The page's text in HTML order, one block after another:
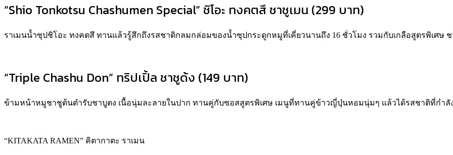
“Shio Tonkotsu Chashumen Special” ชิโอะ ทงคตสึ ชาชูเมน (299 บาท)
ราเมนน้ำซุปชิโอะ ทงคตสึ ทานแล้วรู้สึกถึงรสชาติกลมกล่อมของน้ำซุปกระดูกหมูที่เคี่ยวนานถึง 16 ชั่วโมง รวมกับเกลือสูตรพิเศ
“Triple Chashu Don” ทริปเปิ้ล ชาชูด้ง (149 บาท)
ข้ามหน้าหมูชาชูต้นตำรับชาบูตง เนื้อนุ่มละลายในปาก ทานคู่กับซอสสูตรพิเศษ เมนูที่ทานคู่ข้าวญี่ปุ่นหอมนุ่มๆ แล้วได้รสชาติที่กำลั
“KITAKATA RAMEN” คิตากาตะ ราเมน